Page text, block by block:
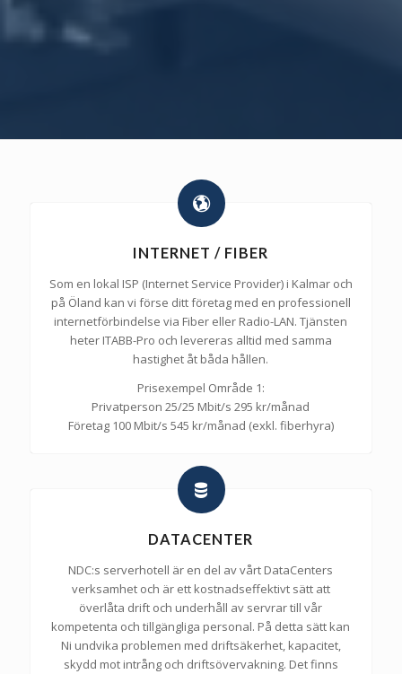
INTERNET / FIBER
Som en lokal ISP (Internet Service Provider) i Kalmar och
på Öland kan vi förse ditt företag med en professionell
internetförbindelse via Fiber eller Radio-LAN. Tjänsten
heter ITABB-Pro och levereras alltid med samma
hastighet åt båda hållen.
Prisexempel Område 1:
Privatperson 25/25 Mbit/s 295 kr/månad
Företag 100 Mbit/s 545 kr/månad (exkl. fiberhyra)
DATACENTER
NDC:s serverhotell är en del av vårt DataCenters
verksamhet och är ett kostnadseffektivt sätt att
överlåta drift och underhåll av servrar till vår
kompetenta och tillgängliga personal. På detta sätt kan
Ni undvika problemen med driftsäkerhet, kapacitet,
skydd mot intrång och driftsövervakning. Det finns